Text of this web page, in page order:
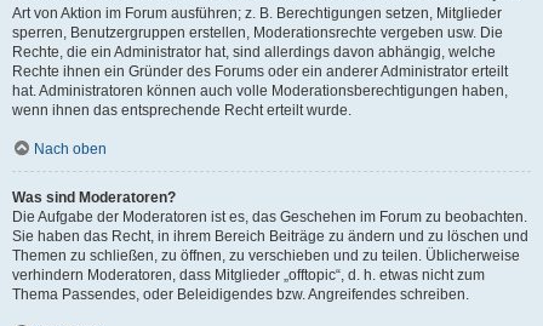
Art von Aktion im Forum ausführen; z. B. Berechtigungen setzen, Mitglieder
sperren, Benutzergruppen erstellen, Moderationsrechte vergeben usw. Die
Rechte, die ein Administrator hat, sind allerdings davon abhängig, welche
Rechte ihnen ein Gründer des Forums oder ein anderer Administrator erteilt
hat. Administratoren können auch volle Moderationsberechtigungen haben,
wenn ihnen das entsprechende Recht erteilt wurde.
Nach oben
Was sind Moderatoren?
Die Aufgabe der Moderatoren ist es, das Geschehen im Forum zu beobachten.
Sie haben das Recht, in ihrem Bereich Beiträge zu ändern und zu löschen und
Themen zu schließen, zu öffnen, zu verschieben und zu teilen. Üblicherweise
verhindern Moderatoren, dass Mitglieder „offtopic“, d. h. etwas nicht zum
Thema Passendes, oder Beleidigendes bzw. Angreifendes schreiben.